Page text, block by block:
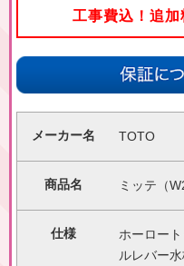
工事費込！追
メーカー名 TOTO
商品名 ミッテ（
仕様
ホーロー
ルレバー